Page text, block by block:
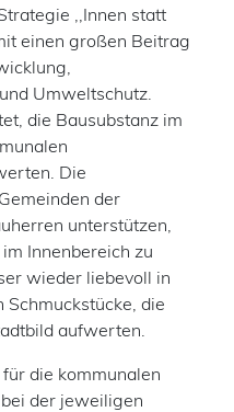
,,Innen statt
einen großen Beitrag
Umweltschutz.
die Bausubstanz im
Die
der
unterstützen,
Innenbereich zu
wieder liebevoll in
die
aufwerten.
die kommunalen
der jeweiligen